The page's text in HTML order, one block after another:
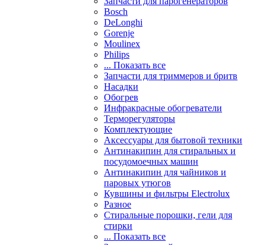
Bosch
DeLonghi
Gorenje
Moulinex
Philips
... Показать все
Запчасти для триммеров и бритв
Насадки
Обогрев
Инфракрасные обогреватели
Терморегуляторы
Комплектующие
Аксессуары для бытовой техники
Антинакипин для стиральных и
посудомоечных машин
Антинакипин для чайников и
паровых утюгов
Кувшины и фильтры Electrolux
Разное
Стиральные порошки, гели для
стирки
... Показать все